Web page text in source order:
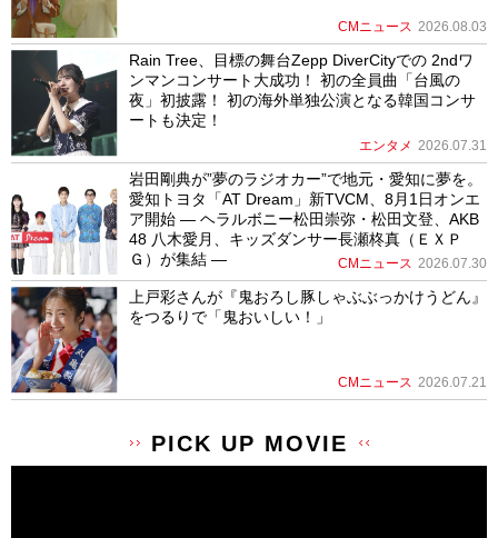
CMニュース 2026.08.03
Rain Tree、目標の舞台Zepp DiverCityでの 2ndワ
ンマンコンサート大成功！ 初の全員曲「台風の
夜」初披露！ 初の海外単独公演となる韓国コンサ
ートも決定！
エンタメ 2026.07.31
岩田剛典が”夢のラジオカー”で地元・愛知に夢を。
愛知トヨタ「AT Dream」新TVCM、8月1日オンエ
ア開始 ― ヘラルボニー松田崇弥・松田文登、AKB
48 八木愛月、キッズダンサー長瀬柊真（ＥＸＰ
Ｇ）が集結 ―
CMニュース 2026.07.30
上戸彩さんが『鬼おろし豚しゃぶぶっかけうどん』
をつるりで「鬼おいしい！」
CMニュース 2026.07.21
PICK UP MOVIE